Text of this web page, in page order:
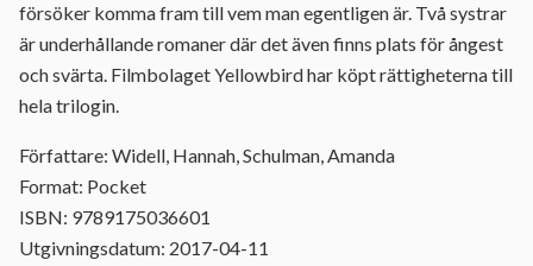
försöker komma fram till vem man egentligen är. Två systrar
är underhållande romaner där det även finns plats för ångest
och svärta. Filmbolaget Yellowbird har köpt rättigheterna till
hela trilogin.
Författare: Widell, Hannah, Schulman, Amanda
Format: Pocket
ISBN: 9789175036601
Utgivningsdatum: 2017-04-11